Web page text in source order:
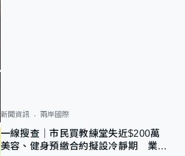
新聞資訊 兩岸國際
一線搜查｜市民買教練堂失近$200萬
美容、健身預繳合約擬設冷靜期 業界